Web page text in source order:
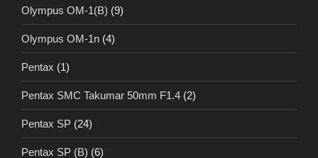
Olympus OM-1(B) (9)
Olympus OM-1n (4)
Pentax (1)
Pentax SMC Takumar 50mm F1.4 (2)
Pentax SP (24)
Pentax SP (B) (6)